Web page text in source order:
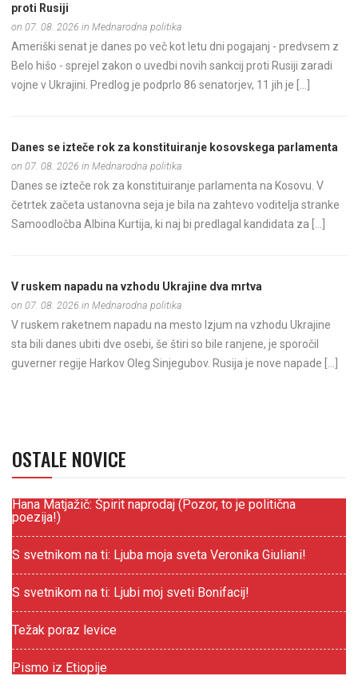
proti Rusiji
on 07. 08. 2026 in Mednarodna politika
Ameriški senat je danes po več kot letu dni pogajanj - predvsem z
Belo hišo - sprejel zakon o uvedbi novih sankcij proti Rusiji zaradi
vojne v Ukrajini. Predlog je podprlo 86 senatorjev, 11 jih je […]
Danes se izteče rok za konstituiranje kosovskega parlamenta
on 07. 08. 2026 in Mednarodna politika
Danes se izteče rok za konstituiranje parlamenta na Kosovu. V
četrtek začeta ustanovna seja je bila na zahtevo voditelja stranke
Samoodločba Albina Kurtija, ki naj bi predlagal kandidata za […]
V ruskem napadu na vzhodu Ukrajine dva mrtva
on 07. 08. 2026 in Mednarodna politika
V ruskem raketnem napadu na mesto Izjum na vzhodu Ukrajine
sta bili danes ubiti dve osebi, še štiri so bile ranjene, je sporočil
guverner regije Harkov Oleg Sinjegubov. Rusija je nove napade […]
OSTALE NOVICE
Hana Matjažič: Špirit naprodaj (Pozor, to je politična
poezija!)
S svetnikom na ti: Ljuba moja sveta Veronika Giuliani!
S svetnikom na ti: Ljubi moj sveti Bonifacij!
Težak poraz levice
Pismo iz Etiopije